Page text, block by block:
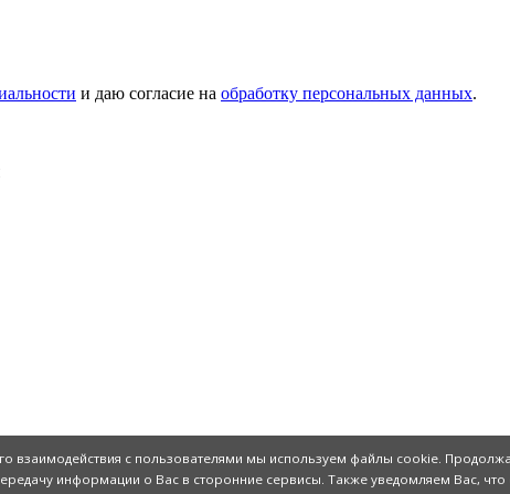
и даю согласие на обработку персональных данных.
взаимодействия с пользователями мы используем файлы cookie.
информации о Вас в сторонние сервисы. Также уведомляем Вас, что